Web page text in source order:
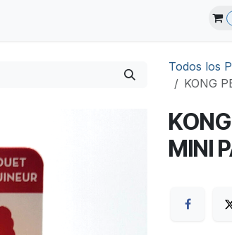
Todos los
KONG
MINI